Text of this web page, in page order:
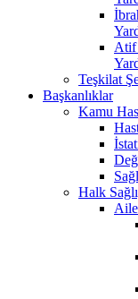
Atif
Teşkilat
Başkanlıklar
Kamu
Halk